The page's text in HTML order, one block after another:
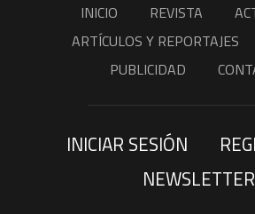
INICIO REVISTA
ARTÍCULOS Y REPORTAJES
PUBLICIDAD
INICIAR SESIÓN
NEWSLETTER